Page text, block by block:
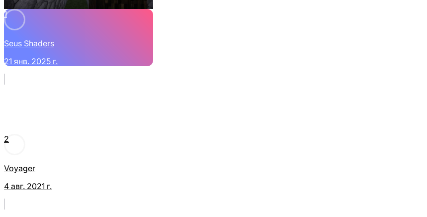
1
Seus Shaders
21 янв. 2025 г.
2
Voyager
4 авг. 2021 г.